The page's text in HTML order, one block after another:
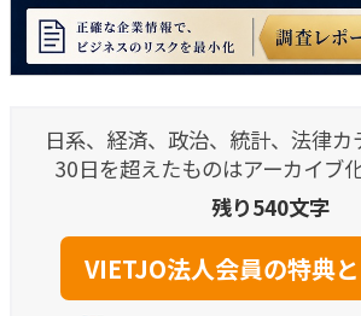
日系、経済、政治、統計、法律
30日を超えたものはアーカイブ
残り540文字